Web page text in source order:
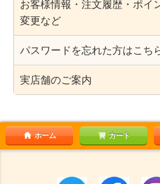
お客様情報・注文履歴・ポイ
変更など
パスワードを忘れた方はこち
実店舗のご案内
ホーム カート